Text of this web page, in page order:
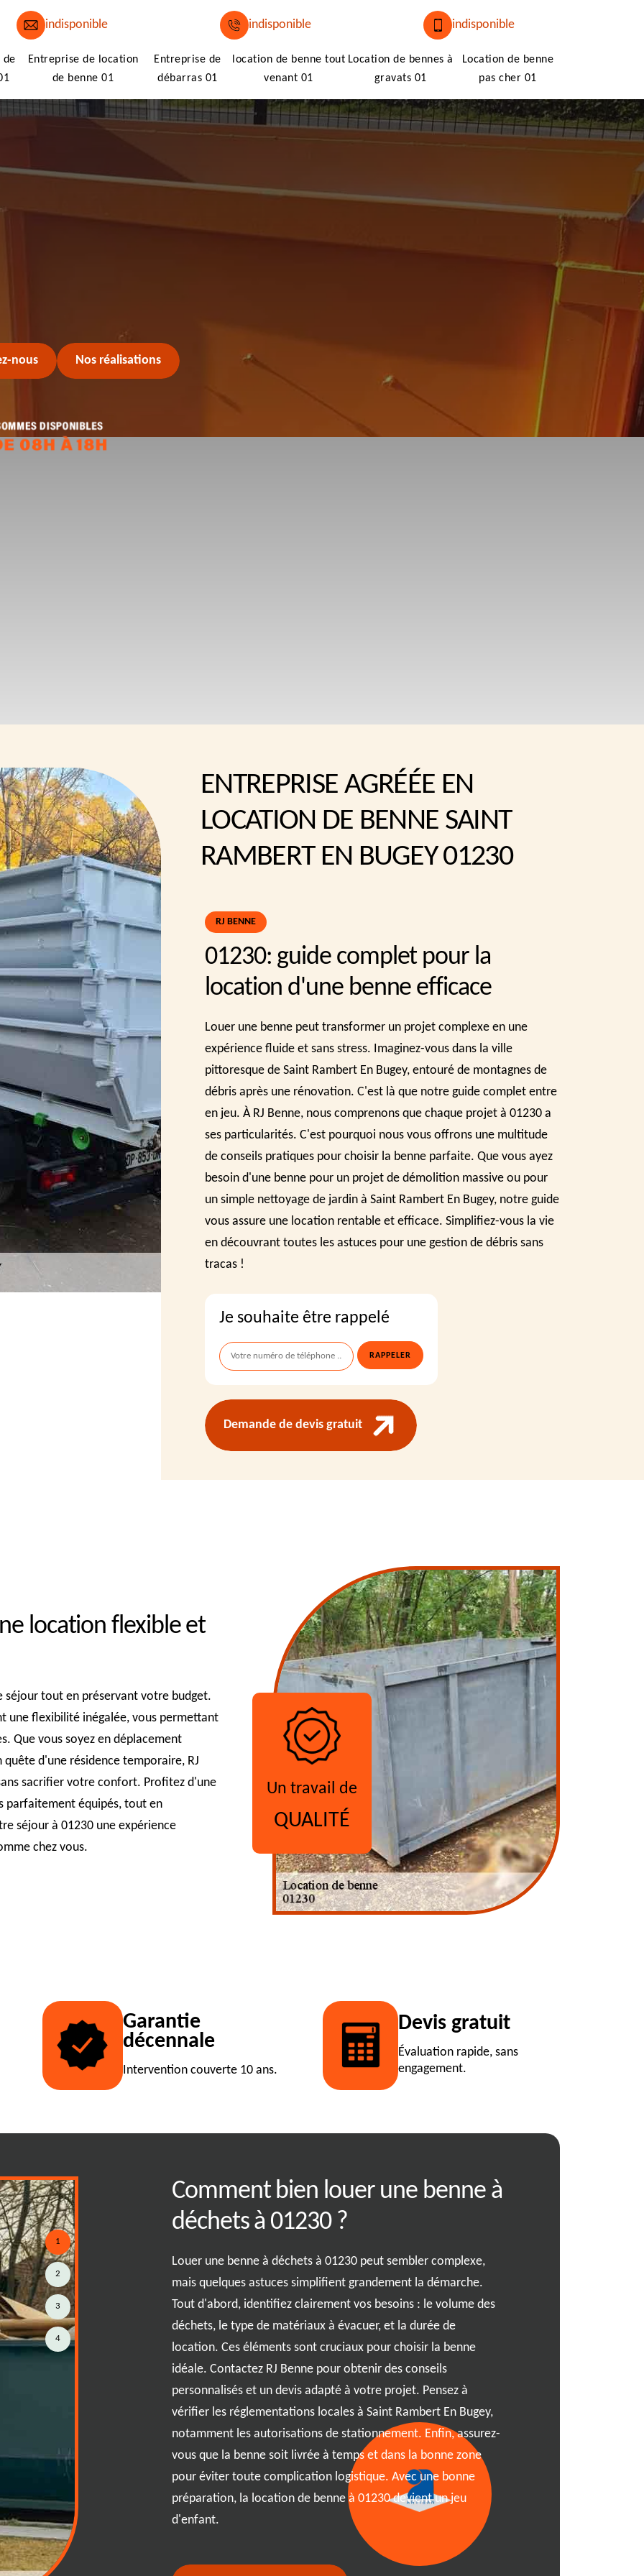
indisponible indisponible indisponible
de
Entreprise de location
de benne 01
Entreprise de
débarras 01
location de benne tout
venant 01
Location de bennes à
gravats 01
Location de benne
pas cher 01
nous Nos réalisations
ENTREPRISE AGRÉÉE EN
LOCATION DE BENNE SAINT
RAMBERT EN BUGEY 01230
RJ BENNE
01230: guide complet pour la
location d'une benne efficace
Louer une benne peut transformer un projet complexe en une
expérience fluide et sans stress. Imaginez-vous dans la ville
pittoresque de Saint Rambert En Bugey, entouré de montagnes de
débris après une rénovation. C'est là que notre guide complet entre
en jeu. À RJ Benne, nous comprenons que chaque projet à 01230 a
ses particularités. C'est pourquoi nous vous offrons une multitude
de conseils pratiques pour choisir la benne parfaite. Que vous ayez
besoin d'une benne pour un projet de démolition massive ou pour
un simple nettoyage de jardin à Saint Rambert En Bugey, notre guide
vous assure une location rentable et efficace. Simplifiez-vous la vie
en découvrant toutes les astuces pour une gestion de débris sans
tracas !
Je souhaite être rappelé
Demande de devis gratuit
location flexible et
séjour tout en préservant votre budget.
une flexibilité inégalée, vous permettant
Que vous soyez en déplacement
d'une résidence temporaire, RJ
sacrifier votre confort. Profitez d'une
parfaitement équipés, tout en
séjour à 01230 une expérience
chez vous.
Un travail de
QUALITÉ
Garantie
décennale
Intervention couverte 10 ans.
Devis gratuit
Évaluation rapide, sans
engagement.
notre service de
abordable à
de benne qui allie efficacité et
que nous offrons à RJ Benne.
à 01230, vous pouvez gérer
vous soyez à Saint Rambert
vos travaux et vos
sans compromis sur la qualité
Comment bien louer une benne à
déchets à 01230 ?
Louer une benne à déchets à 01230 peut sembler complexe,
mais quelques astuces simplifient grandement la démarche.
Tout d'abord, identifiez clairement vos besoins : le volume des
déchets, le type de matériaux à évacuer, et la durée de
location. Ces éléments sont cruciaux pour choisir la benne
idéale. Contactez RJ Benne pour obtenir des conseils
personnalisés et un devis adapté à votre projet. Pensez à
vérifier les réglementations locales à Saint Rambert En Bugey,
notamment les autorisations de stationnement. Enfin, assurez-
vous que la benne soit livrée à temps et dans la bonne zone
pour éviter toute complication logistique. Avec une bonne
préparation, la location de benne à 01230 devient un jeu
d'enfant.
1
2
3
4